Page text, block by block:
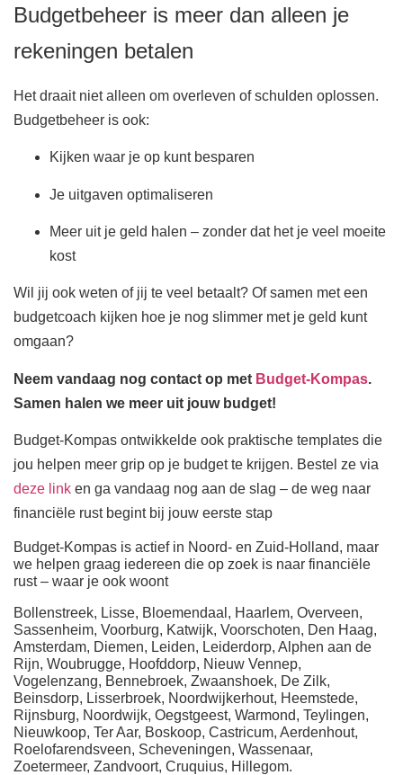
Budgetbeheer is meer dan alleen je
rekeningen betalen
Het draait niet alleen om overleven of schulden oplossen.
Budgetbeheer is ook:
Kijken waar je op kunt besparen
Je uitgaven optimaliseren
Meer uit je geld halen – zonder dat het je veel moeite
kost
Wil jij ook weten of jij te veel betaalt? Of samen met een
budgetcoach kijken hoe je nog slimmer met je geld kunt
omgaan?
Neem vandaag nog contact op met Budget-Kompas.
Samen halen we meer uit jouw budget!
Budget-Kompas ontwikkelde ook praktische templates die
jou helpen meer grip op je budget te krijgen. Bestel ze via
deze link en ga vandaag nog aan de slag – de weg naar
financiële rust begint bij jouw eerste stap
Budget-Kompas is actief in Noord- en Zuid-Holland, maar
we helpen graag iedereen die op zoek is naar financiële
rust – waar je ook woont
Bollenstreek, Lisse, Bloemendaal, Haarlem, Overveen,
Sassenheim, Voorburg, Katwijk, Voorschoten, Den Haag,
Amsterdam, Diemen, Leiden, Leiderdorp, Alphen aan de
Rijn, Woubrugge, Hoofddorp, Nieuw Vennep,
Vogelenzang, Bennebroek, Zwaanshoek, De Zilk,
Beinsdorp, Lisserbroek, Noordwijkerhout, Heemstede,
Rijnsburg, Noordwijk, Oegstgeest, Warmond, Teylingen,
Nieuwkoop, Ter Aar, Boskoop, Castricum, Aerdenhout,
Roelofarendsveen, Scheveningen, Wassenaar,
Zoetermeer, Zandvoort, Cruquius, Hillegom.